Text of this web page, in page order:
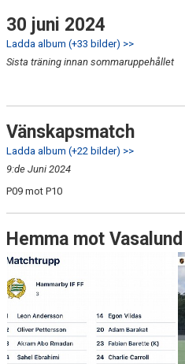
30 juni 2024
Ladda album (+33 bilder) >>
Sista träning innan sommaruppehållet
Vänskapsmatch
Ladda album (+22 bilder) >>
9:de Juni 2024
P09 mot P10
Hemma mot Vasalund